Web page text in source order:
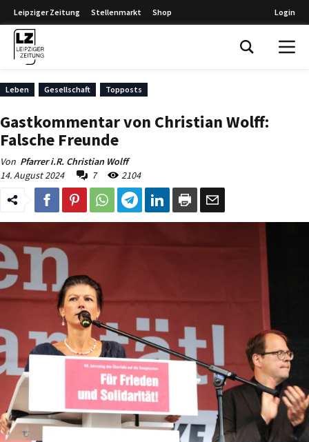
Leipziger Zeitung Stellenmarkt Shop Login
Leben Gesellschaft Topposts
Gastkommentar von Christian Wolff:
Falsche Freunde
Von Pfarrer i.R. Christian Wolff
14. August 2024
7 2104